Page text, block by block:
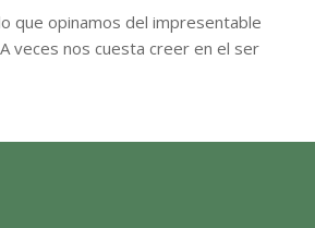
que opinamos del impresentable
veces nos cuesta creer en el ser